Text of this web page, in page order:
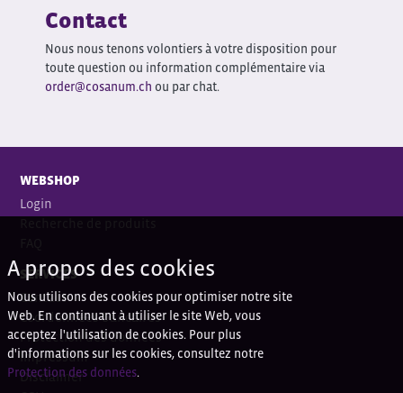
Contact
Nous nous tenons volontiers à votre disposition pour
toute question ou information complémentaire via
order@cosanum.ch ou par chat.
WEBSHOP
Login
SERVICES
Contact
Coordonnées bancaires
Protection des données
Impressum
Disclaimer
A propos des cookies
Nous utilisons des cookies pour optimiser notre site
Web. En continuant à utiliser le site Web, vous
acceptez l'utilisation de cookies. Pour plus
d'informations sur les cookies, consultez notre
Protection des données.